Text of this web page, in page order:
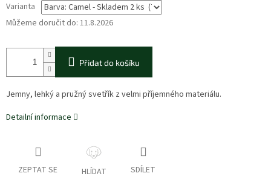
Varianta
Můžeme doručit do: 11.8.2026
Přidat do košíku
Jemny, lehký a pružný svetřík z velmi příjemného materiálu.
Detailní informace
ZEPTAT SE HLÍDAT SDÍLET